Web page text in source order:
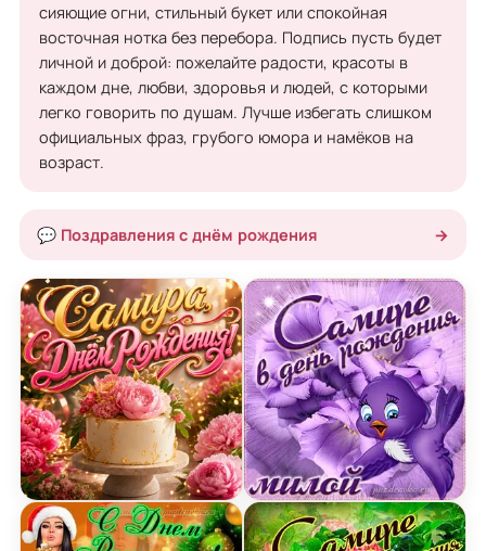
сияющие огни, стильный букет или спокойная
восточная нотка без перебора. Подпись пусть будет
личной и доброй: пожелайте радости, красоты в
каждом дне, любви, здоровья и людей, с которыми
легко говорить по душам. Лучше избегать слишком
официальных фраз, грубого юмора и намёков на
возраст.
💬 Поздравления с днём рождения →
Открытка с Днем Рождения Самире с тортом и
Открытка милой Самире